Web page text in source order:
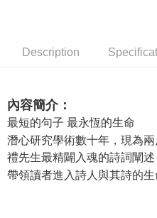
CTBC Bank
Plus Pay
Shipping Method
全家取貨付款
NT$60/order | Free shipping on
7-11取貨付款
Description
內容簡介：
最短的句子 最永恆的生命
潛心研究學術數十年，現為
禮先生最精闢入魂的詩詞闡述
帶領讀者進入詩人與其詩的生